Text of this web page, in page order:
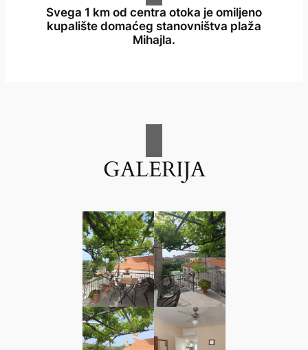
Svega 1 km od centra otoka je omiljeno
kupalište domaćeg stanovništva plaža
Mihajla.
GALERIJA